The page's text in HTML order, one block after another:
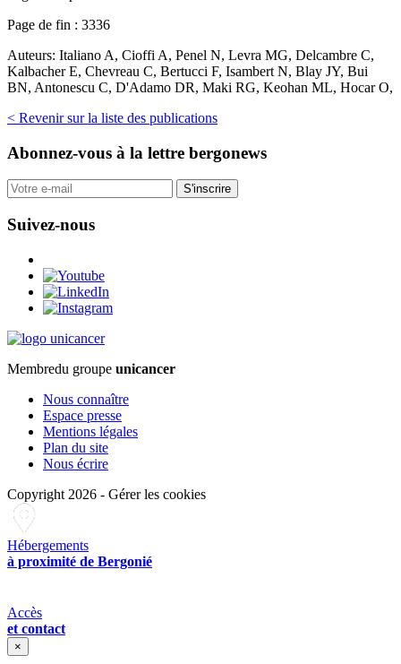
Page de fin : 3336
Auteurs: Italiano A, Cioffi A, Penel N, Levra MG, Delcambre C,
Kalbacher E, Chevreau C, Bertucci F, Isambert N, Blay JY, Bui
BN, Antonescu C, D'Adamo DR, Maki RG, Keohan ML, Hocar O,
< Revenir sur la liste des publications
Abonnez-vous à la lettre bergonews
S'inscrire
Suivez-nous
Membredu groupe unicancer
Nous connaître
Espace presse
Mentions légales
Plan du site
Nous écrire
Copyright 2026 - Gérer les cookies
Hébergements
à proximité de Bergonié
Accès
et contact
×